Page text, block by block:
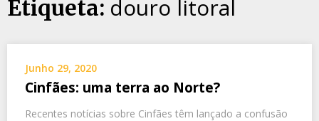
Etiqueta: douro litoral
Junho 29, 2020
Cinfães: uma terra ao Norte?
Recentes notícias sobre Cinfães têm lançado a confusão